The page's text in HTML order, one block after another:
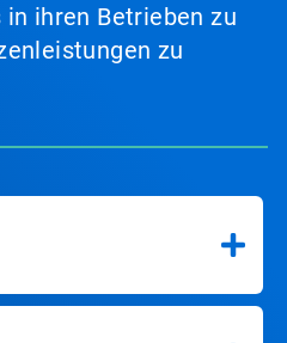
ihren Betrieben zu
zu